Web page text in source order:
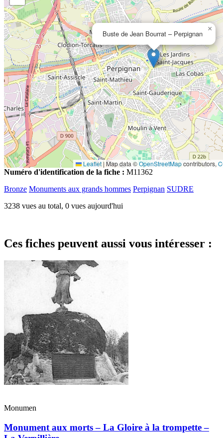
Buste de Jean Bourrat – Perpignan
×
Leaflet|Map data ©OpenStreetMapcontributors,
Numéro d'identification de la fiche : M11362
Bronze Monuments aux grands hommes Perpignan SUDRE
3238 vues au total, 0 vues aujourd'hui
Ces fiches peuvent aussi vous intéresser :
Monumen
Monument aux morts – La Gloire à la trompette –